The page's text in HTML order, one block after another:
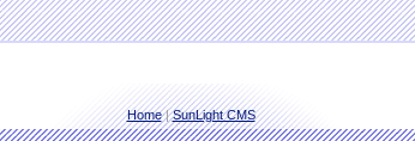
Home|SunLight CMS